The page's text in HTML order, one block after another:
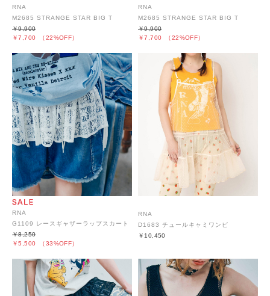
RNA
M2685 STRANGE STAR BIG T
￥7,700 （22%OFF）
￥9,900
RNA
M2685 STRANGE STAR BIG T
￥7,700 （22%OFF）
￥9,900
RNA
G1109 レースギャザーラップスカート
￥5,500 （33%OFF）
￥8,250
RNA
D1683 チュールキャミワンピ
￥10,450